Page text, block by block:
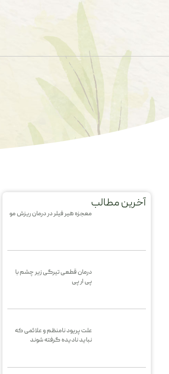
آخرین مطالب
معجزه هیر فیلر در درمان ریزش مو
درمان قطعی تیرگی زیر چشم با
پی ار پی
علت پریود نامنظم و علائمی که
نباید نادیده گرفته شوند